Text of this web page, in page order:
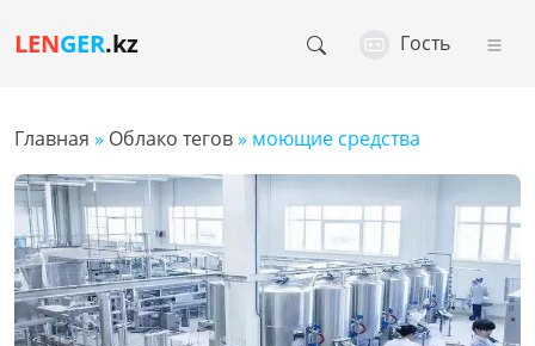
LENGER.kz Гость
Главная » Облако тегов» моющие средства